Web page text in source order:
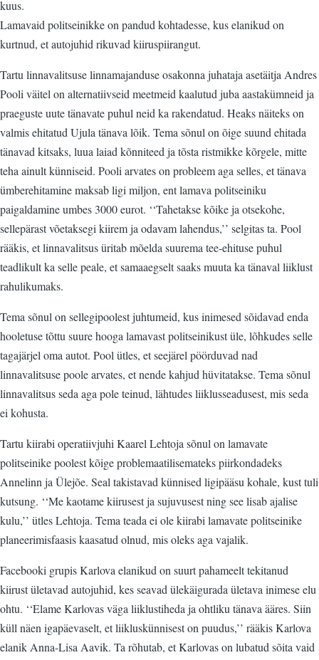
kuus.
Lamavaid politseinikke on pandud kohtadesse, kus elanikud on
kurtnud, et autojuhid rikuvad kiiruspiirangut.
Tartu linnavalitsuse linnamajanduse osakonna juhataja asetäitja Andres
Pooli väitel on alternatiivseid meetmeid kaalutud juba aastakümneid ja
praeguste uute tänavate puhul neid ka rakendatud. Heaks näiteks on
valmis ehitatud Ujula tänava lõik. Tema sõnul on õige suund ehitada
tänavad kitsaks, luua laiad kõnniteed ja tõsta ristmikke kõrgele, mitte
teha ainult künniseid. Pooli arvates on probleem aga selles, et tänava
ümberehitamine maksab ligi miljon, ent lamava politseiniku
paigaldamine umbes 3000 eurot. ‘‘Tahetakse kõike ja otsekohe,
sellepärast võetaksegi kiirem ja odavam lahendus,’’ selgitas ta. Pool
rääkis, et linnavalitsus üritab mõelda suurema tee-ehituse puhul
teadlikult ka selle peale, et samaaegselt saaks muuta ka tänaval liiklust
rahulikumaks.
Tema sõnul on sellegipoolest juhtumeid, kus inimesed sõidavad enda
hooletuse tõttu suure hooga lamavast politseinikust üle, lõhkudes selle
tagajärjel oma autot. Pool ütles, et seejärel pöörduvad nad
linnavalitsuse poole arvates, et nende kahjud hüvitatakse. Tema sõnul
linnavalitsus seda aga pole teinud, lähtudes liiklusseadusest, mis seda
ei kohusta.
Tartu kiirabi operatiivjuhi Kaarel Lehtoja sõnul on lamavate
politseinike poolest kõige problemaatilisemateks piirkondadeks
Annelinn ja Ülejõe. Seal takistavad künnised ligipääsu kohale, kust tuli
kutsung. ‘‘Me kaotame kiirusest ja sujuvusest ning see lisab ajalise
kulu,’’ ütles Lehtoja. Tema teada ei ole kiirabi lamavate politseinike
planeerimisfaasis kaasatud olnud, mis oleks aga vajalik.
Facebooki grupis Karlova elanikud on suurt pahameelt tekitanud
kiirust ületavad autojuhid, kes seavad ülekäigurada ületava inimese elu
ohtu. ‘‘Elame Karlovas väga liiklustiheda ja ohtliku tänava ääres. Siin
küll näen igapäevaselt, et liikluskünnisest on puudus,’’ rääkis Karlova
elanik Anna-Lisa Aavik. Ta rõhutab, et Karlovas on lubatud sõita vaid